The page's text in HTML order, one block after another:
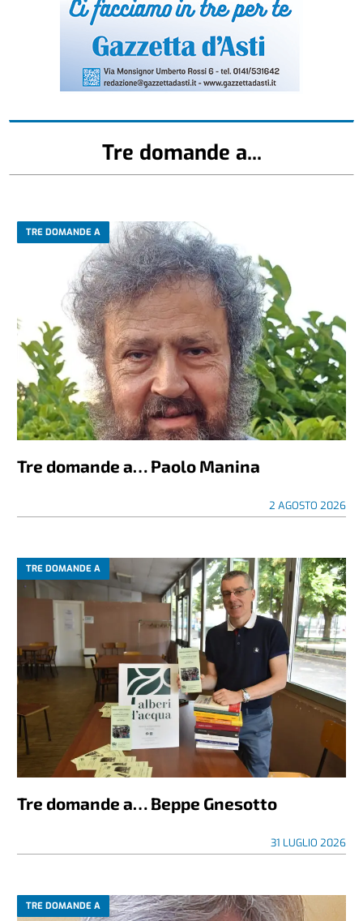
Tre domande a...
TRE DOMANDE A
Tre domande a… Paolo Manina
2 AGOSTO 2026
TRE DOMANDE A
Tre domande a… Beppe Gnesotto
31 LUGLIO 2026
TRE DOMANDE A